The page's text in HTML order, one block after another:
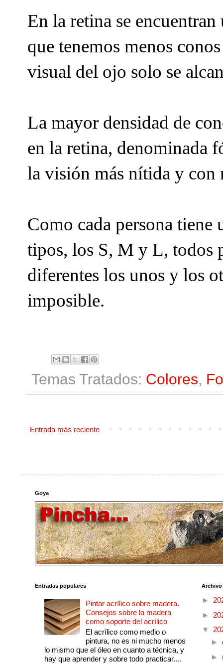
En la retina se
que tenemos menos
visual del ojo solo se
La mayor densidad de
en la retina, denominada
la visión más nítida y
Como cada persona
tipos, los S, M y L, todos
diferentes los unos y los
imposible.
Temas Tratados: Colores,
Entrada más reciente
Goya
Entradas populares
Pintar acrílico sobre madera.
Consejos sobre la madera
como soporte del acrílico
El acrílico como medio o
pintura, no es ni mucho menos
lo mismo que el óleo en cuanto a técnica, y
hay que aprender y sobre todo practicar....
►
►
▼
►
►